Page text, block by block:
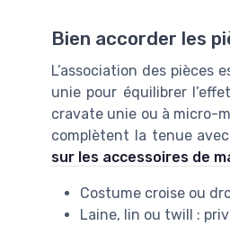
Bien accorder les
L’association des pièces
unie pour équilibrer
cravate unie ou à micro-
complètent la tenue
sur les accessoires de
Costume croise ou
Laine, lin ou twill :